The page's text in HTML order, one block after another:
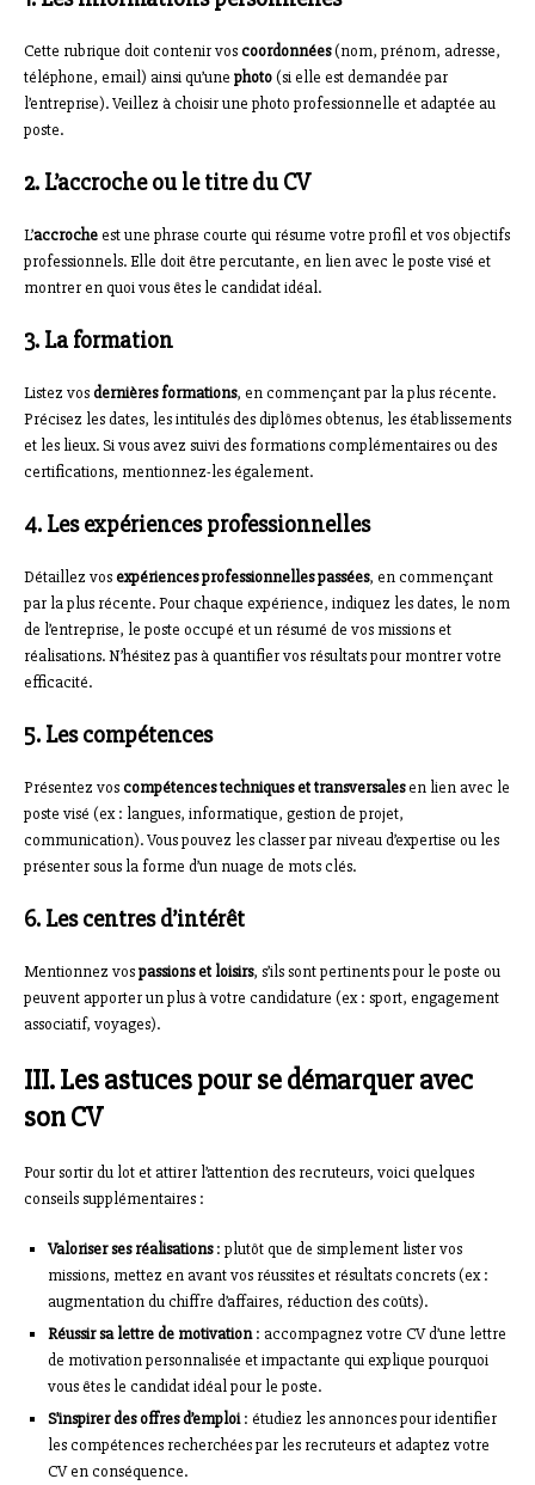
Cette rubrique doit contenir voscoordonnées(nom, prénom, adresse,
téléphone, email) ainsi qu’une photo(si elle est demandée par
l’entreprise). Veillez à choisir une photo professionnelle et adaptée au
poste.
2. L’accroche ou le titre du CV
L’accrocheest une phrase courte qui résume votre profil et vos objectifs
professionnels. Elle doit être percutante, en lien avec le poste visé et
montrer en quoi vous êtes le candidat idéal.
3. La formation
Listez vosdernières formations, en commençant par la plus récente.
Précisez les dates, les intitulés des diplômes obtenus, les établissements
et les lieux. Si vous avez suivi des formations complémentaires ou des
certifications, mentionnez-les également.
4. Les expériences professionnelles
Détaillez vosexpériences professionnelles passées, en commençant
par la plus récente. Pour chaque expérience, indiquez les dates, le nom
de l’entreprise, le poste occupé et un résumé de vos missions et
réalisations. N’hésitez pas à quantifier vos résultats pour montrer votre
efficacité.
5. Les compétences
Présentez voscompétences techniques et transversalesen lien avec le
poste visé (ex : langues, informatique, gestion de projet,
communication). Vous pouvez les classer par niveau d’expertise ou les
présenter sous la forme d’un nuage de mots clés.
6. Les centres d’intérêt
Mentionnez vospassions et loisirs, s’ils sont pertinents pour le poste ou
peuvent apporter un plus à votre candidature (ex : sport, engagement
associatif, voyages).
III. Les astuces pour se démarquer avec
son CV
Pour sortir du lot et attirer l’attention des recruteurs, voici quelques
conseils supplémentaires :
Valoriser ses réalisations: plutôt que de simplement lister vos
missions, mettez en avant vos réussites et résultats concrets (ex :
augmentation du chiffre d’affaires, réduction des coûts).
Réussir sa lettre de motivation: accompagnez votre CV d’une lettre
de motivation personnalisée et impactante qui explique pourquoi
vous êtes le candidat idéal pour le poste.
S’inspirer des offres d’emploi: étudiez les annonces pour identifier
les compétences recherchées par les recruteurs et adaptez votre
CV en conséquence.